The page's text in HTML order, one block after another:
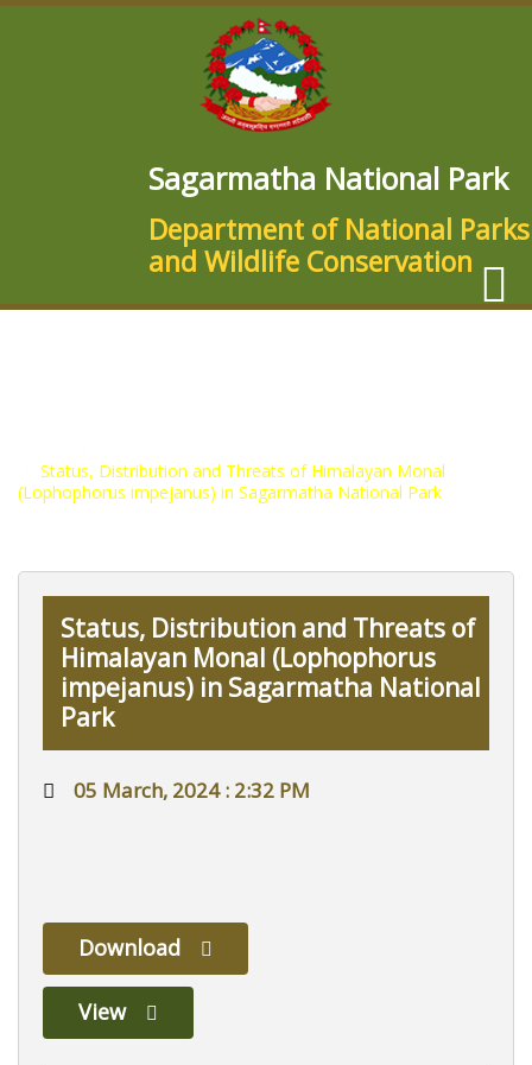
Sagarmatha National Park
Department of National Parks
and Wildlife Conservation
Status, Distribution and Threats of Himalayan Monal
(Lophophorus impejanus) in Sagarmatha National Park
Status, Distribution and Threats of
Himalayan Monal (Lophophorus
impejanus) in Sagarmatha National
Park
05 March, 2024 : 2:32 PM
Download
View